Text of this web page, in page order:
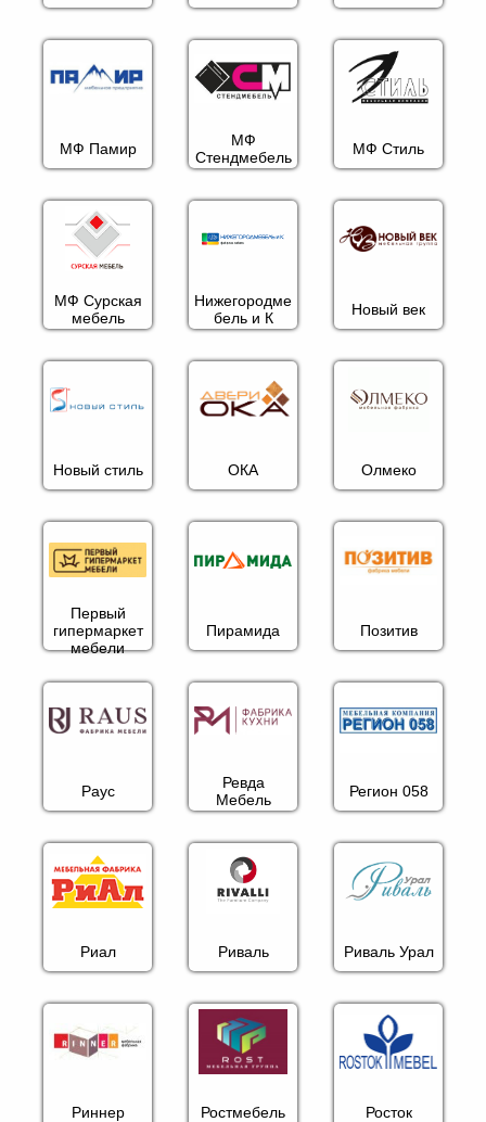
МФ Памир
МФ
Стендмебель
МФ Стиль
МФ Сурская
мебель
Нижегородме
бель и К
Новый век
Новый стиль ОКА Олмеко
Первый
гипермаркет
мебели
Пирамида Позитив
Раус
Ревда
Мебель
Регион 058
Риал Риваль Риваль Урал
Риннер Ростмебель Росток